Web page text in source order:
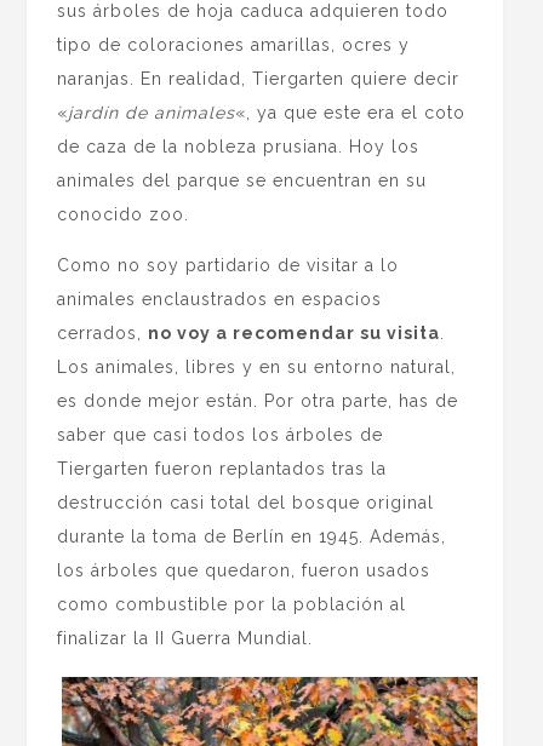
sus árboles de hoja caduca adquieren todo
tipo de coloraciones amarillas, ocres y
naranjas. En realidad, Tiergarten quiere decir
«jardín de animales«, ya que este era el coto
de caza de la nobleza prusiana. Hoy los
animales del parque se encuentran en su
conocido zoo.
Como no soy partidario de visitar a lo
animales enclaustrados en espacios
cerrados, no voy a recomendar su visita
Los animales, libres y en su entorno natural,
es donde mejor están. Por otra parte, has de
saber que casi todos los árboles de
Tiergarten fueron replantados tras la
destrucción casi total del bosque original
durante la toma de Berlín en 1945. Además,
los árboles que quedaron, fueron usados
como combustible por la población al
finalizar la II Guerra Mundial.